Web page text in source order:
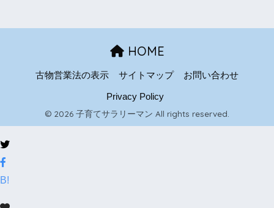
HOME
古物営業法の表示 サイトマップ お問い合わせ
Privacy Policy
© 2026 子育てサラリーマン All rights reserved.
B!